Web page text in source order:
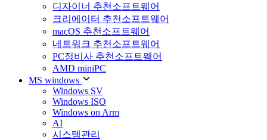
디자이너 추천소프트웨어
크리에이터 추천소프트웨어
macOS 추천소프트웨어
네트워크 추천소프트웨어
PC정비사 추천소프트웨어
AMD miniPC
MS windows
Windows SV
Windows ISO
Windows on Arm
AI
시스템관리